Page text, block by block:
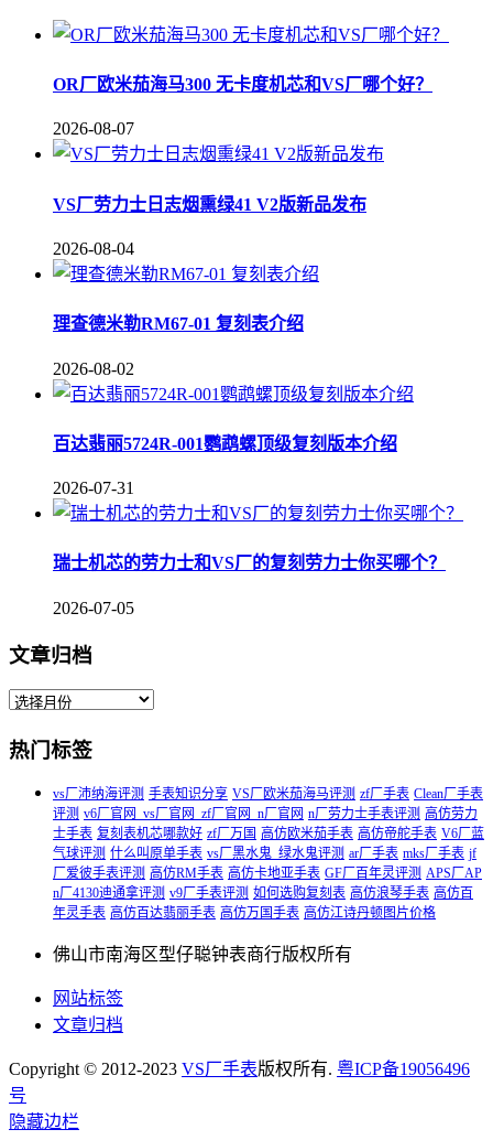
OR厂欧米茄海马300 无卡度机芯和VS厂哪个好？
2026-08-07
VS厂劳力士日志烟熏绿41 V2版新品发布
2026-08-04
理查德米勒RM67-01 复刻表介绍
2026-08-02
百达翡丽5724R-001鹦鹉螺顶级复刻版本介绍
2026-07-31
瑞士机芯的劳力士和VS厂的复刻劳力士你买哪个？
2026-07-05
文章归档
热门标签
vs厂沛纳海评测 手表知识分享 VS厂欧米茄海马评测 zf厂手表 Clean厂手表
评测 v6厂官网_vs厂官网_zf厂官网_n厂官网 n厂劳力士手表评测 高仿劳力
士手表 复刻表机芯哪款好 zf厂万国 高仿欧米茄手表 高仿帝舵手表 V6厂蓝
气球评测 什么叫原单手表 vs厂黑水鬼_绿水鬼评测 ar厂手表 mks厂手表 jf
厂爱彼手表评测 高仿RM手表 高仿卡地亚手表 GF厂百年灵评测 APS厂AP
n厂4130迪通拿评测 v9厂手表评测 如何选购复刻表 高仿浪琴手表 高仿百
年灵手表 高仿百达翡丽手表 高仿万国手表 高仿江诗丹顿图片价格
佛山市南海区型仔聪钟表商行版权所有
网站标签
文章归档
Copyright © 2012-2023 VS厂手表版权所有. 粤ICP备19056496
号
隐藏边栏